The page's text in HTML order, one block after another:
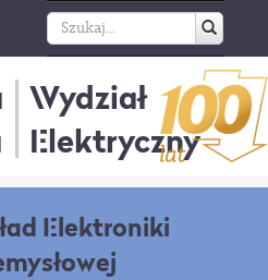
Wydział
Elektryczny
Elektroniki